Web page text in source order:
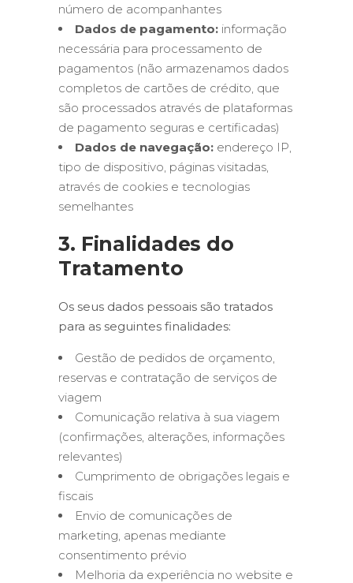
número de acompanhantes
Dados de pagamento: informação
necessária para processamento de
pagamentos (não armazenamos dados
completos de cartões de crédito, que
são processados através de plataformas
de pagamento seguras e certificadas)
Dados de navegação: endereço IP,
tipo de dispositivo, páginas visitadas,
através de cookies e tecnologias
semelhantes
3. Finalidades do
Tratamento
Os seus dados pessoais são tratados
para as seguintes finalidades:
Gestão de pedidos de orçamento,
reservas e contratação de serviços de
viagem
Comunicação relativa à sua viagem
(confirmações, alterações, informações
relevantes)
Cumprimento de obrigações legais e
fiscais
Envio de comunicações de
marketing, apenas mediante
consentimento prévio
Melhoria da experiência no website e